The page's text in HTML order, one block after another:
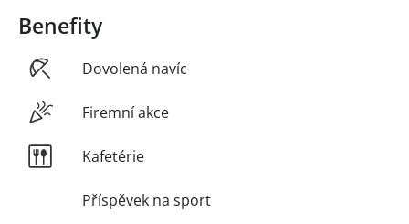
Benefity
Dovolená navíc
Firemní akce
Kafetérie
Příspěvek na sport